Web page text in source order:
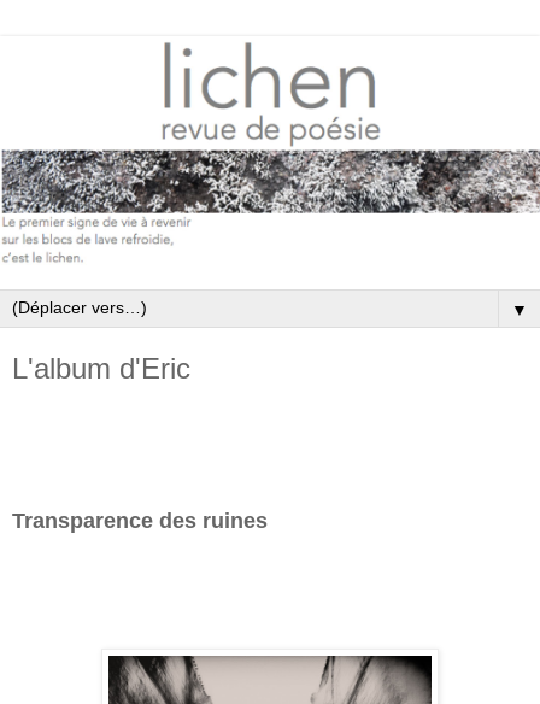
▼
L'album d'Eric
Transparence des ruines